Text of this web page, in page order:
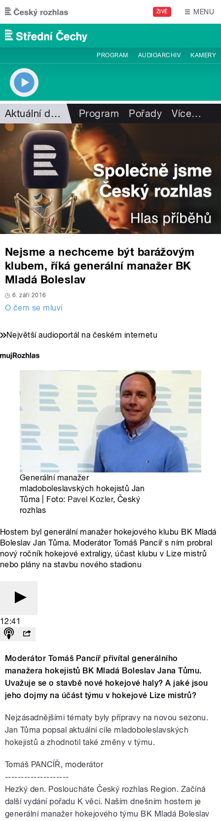
Přejít k hlavnímu obsahu
ŽIVĚ MENU
PROGRAM AUDIOARCHIV KAMERY
Aktuální dění Program Pořady Více…
Nejsme a nechceme být barážovým
klubem, říká generální manažer BK
Mladá Boleslav
6. září 2016
O čem se mluví
Největší audioportál na českém internetu
Generální manažer
mladoboleslavských hokejistů Jan
Tůma | Foto: Pavel Kozler, Český
rozhlas
Hostem byl generální manažer hokejového klubu BK Mladá
Boleslav Jan Tůma. Moderátor Tomáš Pancíř s ním probral
nový ročník hokejové extraligy, účast klubu v Lize mistrů
nebo plány na stavbu nového stadionu
12:41
Moderátor Tomáš Pancíř přivítal generálního
manažera hokejistů BK Mladá Boleslav Jana Tůmu.
Uvažuje se o stavbě nové hokejové haly? A jaké jsou
jeho dojmy na účást týmu v hokejové Lize mistrů?
Nejzásadnějšími tématy byly přípravy na novou sezonu.
Jan Tůma popsal aktuální cíle mladoboleslavských
hokejistů a zhodnotil také změny v týmu.
Tomáš PANCÍŘ, moderátor
--------------------
Hezký den. Posloucháte Český rozhlas Region. Začíná
další vydání pořadu K věci. Naším dnešním hostem je
generální manažer hokejového týmu BK Mladá Boleslav